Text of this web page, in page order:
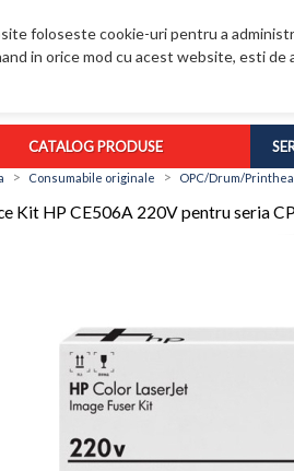
foloseste cookie-uri pentru a
in orice mod cu acest website, esti
CATALOG PRODUSE
> Consumabile originale > OPC/Drum/
Kit HP CE506A 220V pentru seria